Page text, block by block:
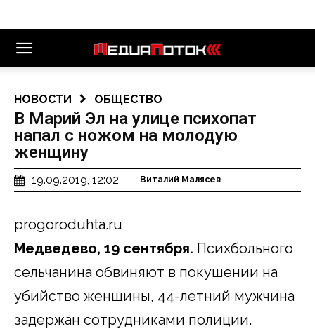
НОВОСТИ ОБЩЕСТВО
В Марий Эл на улице психопат
напал с ножом на молодую
женщину
19.09.2019, 12:02 Виталий Малясев
progoroduhta.ru
Медведево, 19 сентября. Психбольного
сельчанина обвиняют в покушении на
убийство женщины, 44-летний мужчина
задержан сотрудниками полиции.